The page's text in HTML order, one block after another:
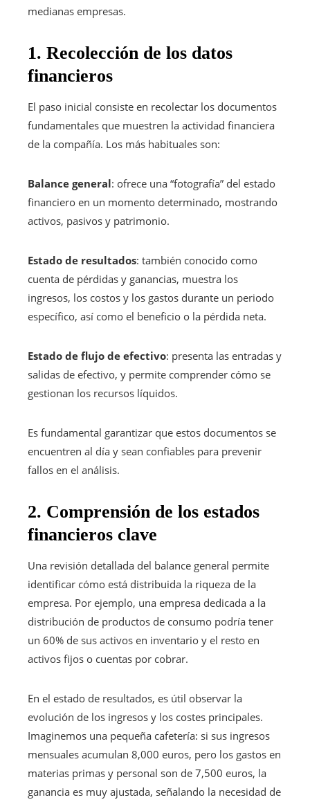
medianas empresas.
1. Recolección de los datos
financieros
El paso inicial consiste en recolectar los documentos
fundamentales que muestren la actividad financiera
de la compañía. Los más habituales son:
Balance general: ofrece una “fotografía” del estado
financiero en un momento determinado, mostrando
activos, pasivos y patrimonio.
Estado de resultados: también conocido como
cuenta de pérdidas y ganancias, muestra los
ingresos, los costos y los gastos durante un periodo
específico, así como el beneficio o la pérdida neta.
Estado de flujo de efectivo: presenta las entradas y
salidas de efectivo, y permite comprender cómo se
gestionan los recursos líquidos.
Es fundamental garantizar que estos documentos se
encuentren al día y sean confiables para prevenir
fallos en el análisis.
2. Comprensión de los estados
financieros clave
Una revisión detallada del balance general permite
identificar cómo está distribuida la riqueza de la
empresa. Por ejemplo, una empresa dedicada a la
distribución de productos de consumo podría tener
un 60% de sus activos en inventario y el resto en
activos fijos o cuentas por cobrar.
En el estado de resultados, es útil observar la
evolución de los ingresos y los costes principales.
Imaginemos una pequeña cafetería: si sus ingresos
mensuales acumulan 8,000 euros, pero los gastos en
materias primas y personal son de 7,500 euros, la
ganancia es muy ajustada, señalando la necesidad de